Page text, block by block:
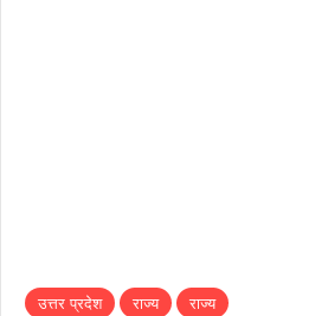
उत्तर प्रदेश राज्य राज्य